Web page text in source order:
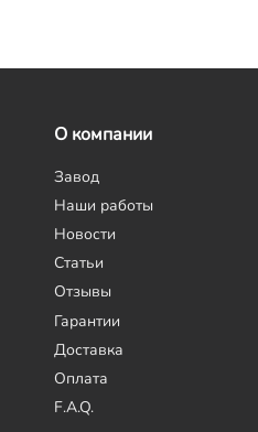
О компании
Завод
Наши работы
Новости
Статьи
Отзывы
Гарантии
Доставка
Оплата
F.A.Q.